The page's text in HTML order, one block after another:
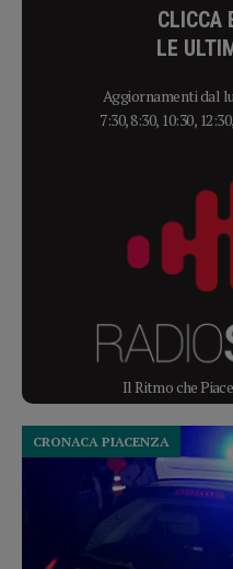
CLICCA
LE
Aggiornamenti dal
7:30, 8:30, 10:30,
Il Ritmo che
CRONACA PIACENZA